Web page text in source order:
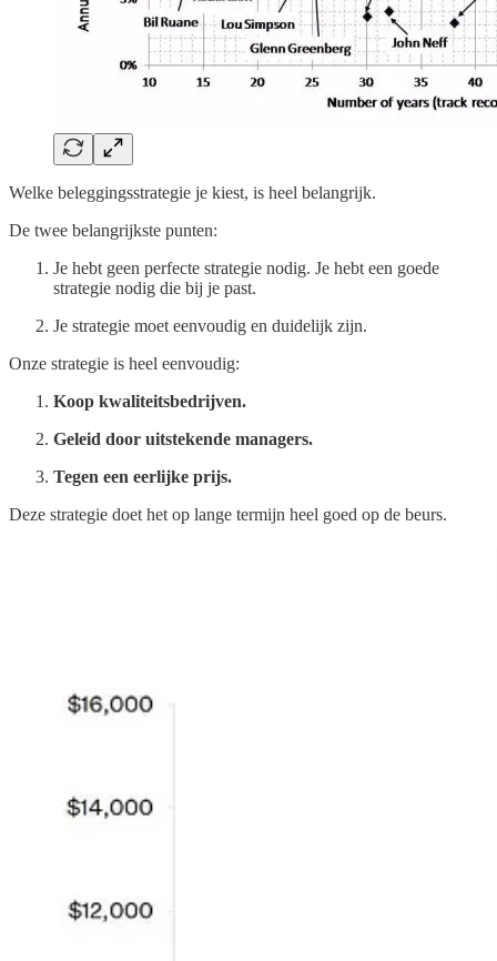
Welke beleggingsstrategie je kiest, is heel belangrijk.
De twee belangrijkste punten:
Je hebt geen perfecte strategie nodig. Je hebt een goede
strategie nodig die bij je past.
Je strategie moet eenvoudig en duidelijk zijn.
Onze strategie is heel eenvoudig:
Koop kwaliteitsbedrijven.
Geleid door uitstekende managers.
Tegen een eerlijke prijs.
Deze strategie doet het op lange termijn heel goed op de beurs.